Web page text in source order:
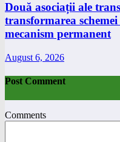
Două asociații ale
transformarea
mecanism permanent
August 6, 2026
Post Comment
Comments